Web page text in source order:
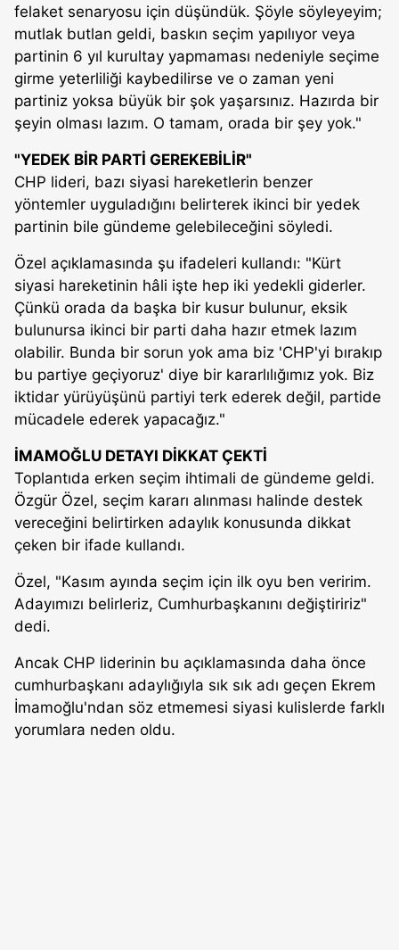
felaket senaryosu için düşündük. Şöyle söyleyeyim;
mutlak butlan geldi, baskın seçim yapılıyor veya
partinin 6 yıl kurultay yapmaması nedeniyle seçime
girme yeterliliği kaybedilirse ve o zaman yeni
partiniz yoksa büyük bir şok yaşarsınız. Hazırda bir
şeyin olması lazım. O tamam, orada bir şey yok."
"YEDEK BİR PARTİ GEREKEBİLİR"
CHP lideri, bazı siyasi hareketlerin benzer
yöntemler uyguladığını belirterek ikinci bir yedek
partinin bile gündeme gelebileceğini söyledi.
Özel açıklamasında şu ifadeleri kullandı: "Kürt
siyasi hareketinin hâli işte hep iki yedekli giderler.
Çünkü orada da başka bir kusur bulunur, eksik
bulunursa ikinci bir parti daha hazır etmek lazım
olabilir. Bunda bir sorun yok ama biz 'CHP'yi bırakıp
bu partiye geçiyoruz' diye bir kararlılığımız yok. Biz
iktidar yürüyüşünü partiyi terk ederek değil, partide
mücadele ederek yapacağız."
İMAMOĞLU DETAYI DİKKAT ÇEKTİ
Toplantıda erken seçim ihtimali de gündeme geldi.
Özgür Özel, seçim kararı alınması halinde destek
vereceğini belirtirken adaylık konusunda dikkat
çeken bir ifade kullandı.
Özel, "Kasım ayında seçim için ilk oyu ben veririm.
Adayımızı belirleriz, Cumhurbaşkanını değiştiririz"
dedi.
Ancak CHP liderinin bu açıklamasında daha önce
cumhurbaşkanı adaylığıyla sık sık adı geçen Ekrem
İmamoğlu'ndan söz etmemesi siyasi kulislerde farklı
yorumlara neden oldu.